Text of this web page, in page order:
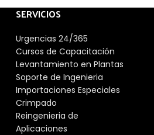
los rodamientos rígidos
cargas radiales y axiales
Para altas
protección contra la
muchos
acero inoxidable.
SERVICIOS
Urgencias 24/365
Cursos de Capacitación
Levantamiento en Plantas
Soporte de Ingenieria
Importaciones Especiales
Crimpado
Reingenieria de
Aplicaciones